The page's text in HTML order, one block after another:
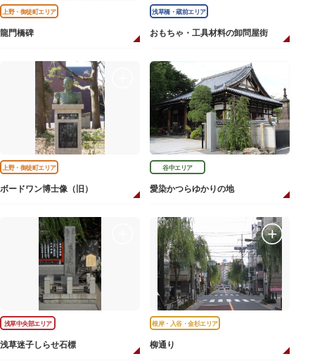
上野・御徒町エリア
龍門橋碑
浅草橋・蔵前エリア
おもちゃ・工具材料の卸問屋街
上野・御徒町エリア
ボードワン博士像（旧）
谷中エリア
愛染かつらゆかりの地
浅草中央部エリア
浅草迷子しらせ石標
根岸・入谷・金杉エリア
柳通り